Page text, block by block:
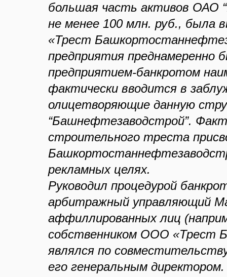
большая часть активов ОАО
не менее 100 млн. руб.,
«Трест
предприятия преднамеренно
предприятием-банкротом
фактически вводится в
олицетворяющие данную
“Башнефтезаводстрой”.
строительного треста
рекламных целях.
Руководил процедурой
арбитражный управляющий
аффиллированных лиц
собственником ООО «Трест
являлся по
его генеральным